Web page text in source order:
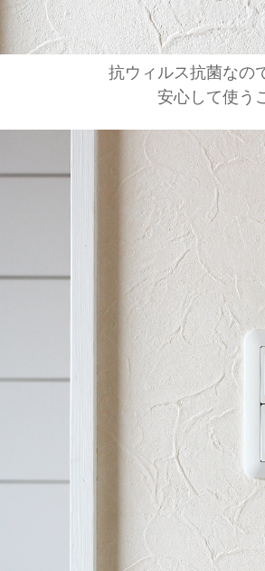
抗ウィルス抗菌なの
安心して使う